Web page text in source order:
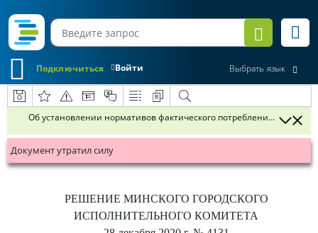
Войти
Подключиться Выбрать язык
Об установлении нормативов фактического потребления тепловой
Документ утратил силу
РЕШЕНИЕ МИНСКОГО ГОРОДСКОГО
ИСПОЛНИТЕЛЬНОГО КОМИТЕТА